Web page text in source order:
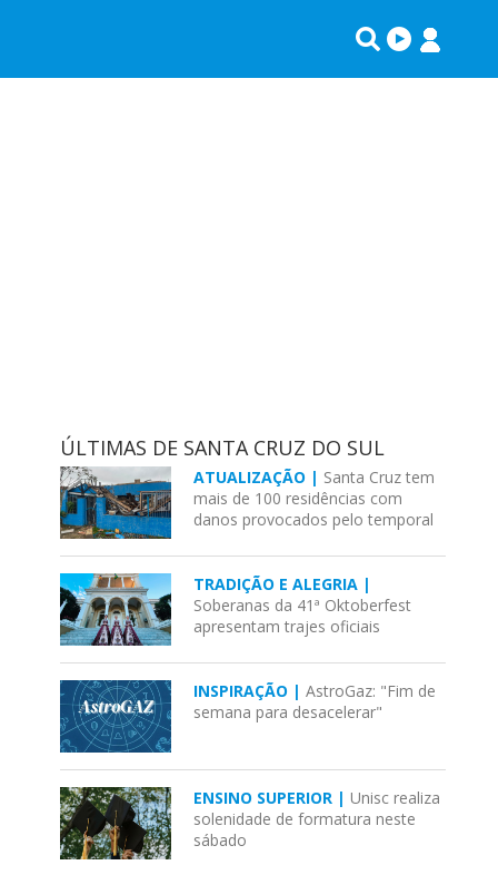
ÚLTIMAS DE SANTA CRUZ DO SUL
ATUALIZAÇÃO | Santa Cruz tem
mais de 100 residências com
danos provocados pelo temporal
TRADIÇÃO E ALEGRIA |
Soberanas da 41ª Oktoberfest
apresentam trajes oficiais
INSPIRAÇÃO |AstroGaz: "Fim de
semana para desacelerar"
ENSINO SUPERIOR | Unisc realiza
solenidade de formatura neste
sábado